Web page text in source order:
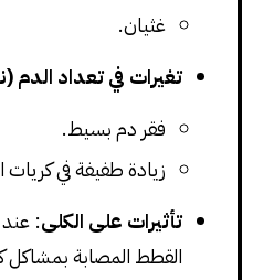
غثيان.
تغيرات في تعداد الدم
فقر دم بسيط.
زيادة طفيفة في كريات
تأثيرات على الكلى:
القطط المصابة بمشاكل